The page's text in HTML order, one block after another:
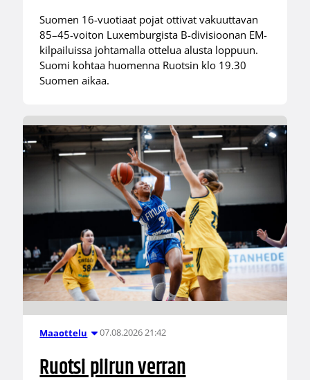
Suomen 16-vuotiaat pojat ottivat vakuuttavan
85–45-voiton Luxemburgista B-divisioonan EM-
kilpailuissa johtamalla ottelua alusta loppuun.
Suomi kohtaa huomenna Ruotsin klo 19.30
Suomen aikaa.
Maaottelu 07.08.2026 21:42
Ruotsi piirun verran